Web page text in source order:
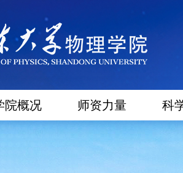
院概况 师资力量 科